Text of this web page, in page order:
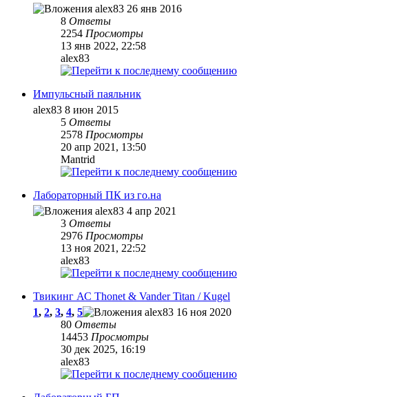
alex83 26 янв 2016
8 Ответы
2254 Просмотры
13 янв 2022, 22:58
alex83
Импульсный паяльник
alex83 8 июн 2015
5 Ответы
2578 Просмотры
20 апр 2021, 13:50
Mantrid
Лабораторный ПК из го.на
alex83 4 апр 2021
3 Ответы
2976 Просмотры
13 ноя 2021, 22:52
alex83
Твикинг АС Thonet & Vander Titan / Kugel
1, 2, 3, 4, 5 alex83 16 ноя 2020
80 Ответы
14453 Просмотры
30 дек 2025, 16:19
alex83